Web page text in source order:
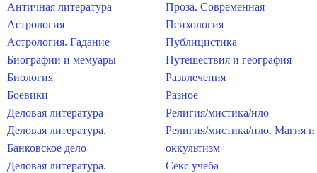
Античная литература
Астрология
Астрология. Гадание
Биографии и мемуары
Биология
Боевики
Деловая литература
Деловая литература.
Банковское дело
Деловая литература.
Проза. Современная
Психология
Публицистика
Путешествия и география
Развлечения
Разное
Религия/мистика/нло
Религия/мистика/нло. Магия и
оккультизм
Секс учеба